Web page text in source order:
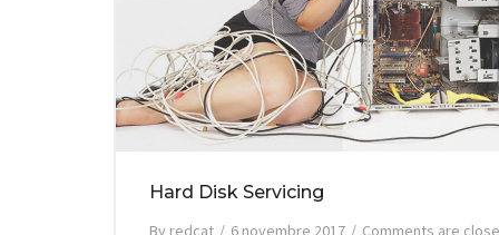
Hard Disk Servicing
By redcat / 6 novembre 2017 / Comments are